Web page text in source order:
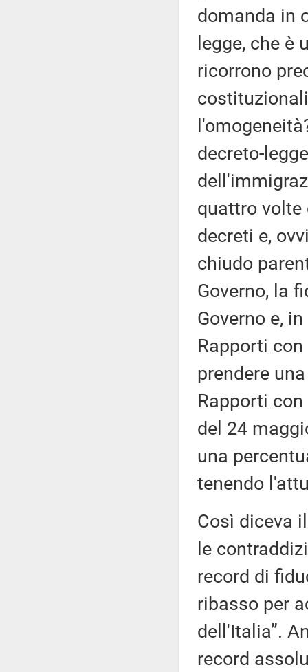
domanda in
legge, che è
ricorrono
decreto-
quattro volte
decreti e,
chiudo
Governo, la
Governo e,
Rapporti
prendere
Rapporti
del 24
una
tenendo
Così diceva
le
record di
ribasso per
dell'Italia”.
record